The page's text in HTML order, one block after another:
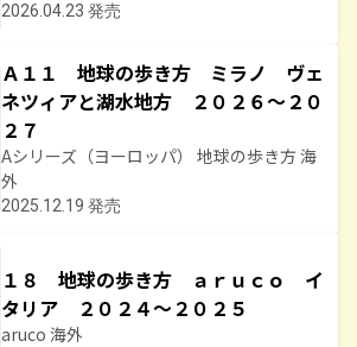
2026.04.23 発売
Ａ１１ 地球の歩き方 ミラノ ヴェ
ネツィアと湖水地方 ２０２６～２０
２７
Aシリーズ（ヨーロッパ） 地球の歩き方 海
外
2025.12.19 発売
１８ 地球の歩き方 ａｒｕｃｏ イ
タリア ２０２４～２０２５
aruco 海外